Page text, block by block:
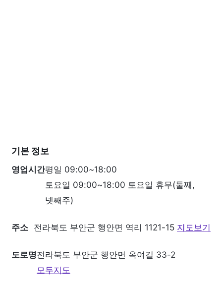
기본 정보
영업시간평일 09:00~18:00
토요일 09:00~18:00 토요일 휴무(둘째,
넷째주)
주소 전라북도 부안군 행안면 역리 1121-15 지도보기
도로명전라북도 부안군 행안면 옥여길 33-2
모두지도